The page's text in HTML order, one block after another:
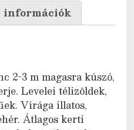
információk
2-3 m magasra kúszó,
Levelei télizöldek,
Virága illatos,
Átlagos kerti